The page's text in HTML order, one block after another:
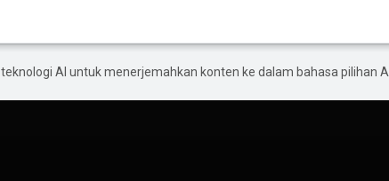
AI untuk menerjemahkan konten ke dalam bahasa pilihan